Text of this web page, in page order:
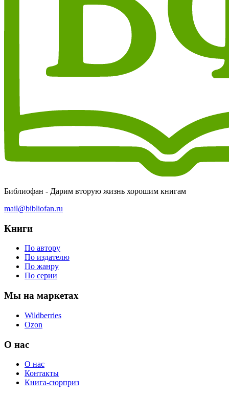
Библиофан - Дарим вторую жизнь хорошим книгам
mail@bibliofan.ru
Книги
По автору
По издателю
По жанру
По серии
Мы на маркетах
Wildberries
Ozon
О нас
О нас
Контакты
Книга-сюрприз